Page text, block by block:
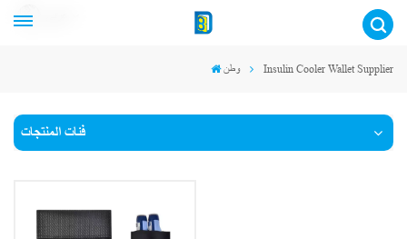
وطن Insulin Cooler Wallet Supplier
فئات المنتجات